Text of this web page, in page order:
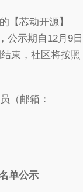
【芯动开源】
公示期自12月9日
束，社区将按照
（邮箱：
单公示